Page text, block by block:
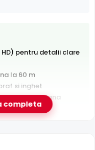
pentru detalii clare
la 60 m
si inghet
gratuit in romana
completa